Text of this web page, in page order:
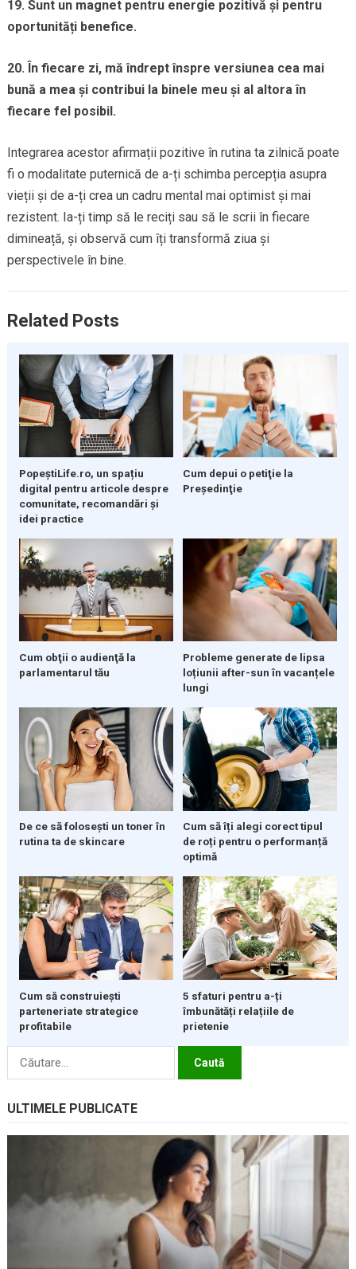
19. Sunt un magnet pentru energie pozitivă și pentru
oportunități benefice.
20. În fiecare zi, mă îndrept înspre versiunea cea mai
bună a mea și contribui la binele meu și al altora în
fiecare fel posibil.
Integrarea acestor afirmații pozitive în rutina ta zilnică poate
fi o modalitate puternică de a-ți schimba percepția asupra
vieții și de a-ți crea un cadru mental mai optimist și mai
rezistent. Ia-ți timp să le reciți sau să le scrii în fiecare
dimineață, și observă cum îți transformă ziua și
perspectivele în bine.
Related Posts
PopeștiLife.ro, un spațiu
digital pentru articole despre
comunitate, recomandări și
idei practice
Cum depui o petiţie la
Preşedinţie
Cum obţii o audienţă la
parlamentarul tău
Probleme generate de lipsa
loțiunii after-sun în vacanțele
lungi
De ce să folosești un toner în
rutina ta de skincare
Cum să îți alegi corect tipul
de roți pentru o performanță
optimă
Cum să construiești
parteneriate strategice
profitabile
5 sfaturi pentru a-ți
îmbunătăți relațiile de
prietenie
Caută
ULTIMELE PUBLICATE